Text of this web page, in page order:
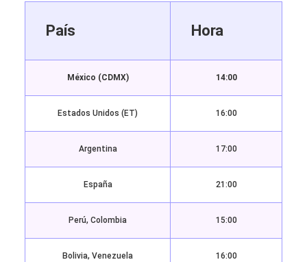
País Hora
México (CDMX) 14:00
Estados Unidos (ET) 16:00
Argentina 17:00
España 21:00
Perú, Colombia 15:00
Bolivia, Venezuela 16:00